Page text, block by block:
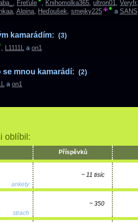
, Freťule , Knihomolka365,ultron01,Veryfr,
, Alpina, Heďoušek, smejky225 a SANS
kamarádím:
(3)
L1111L aon1
se mnou kamarádí: (2)
a on1
oblíbil:
Příspěvků
ankety
~ 11 tisíc
strach
~ 350